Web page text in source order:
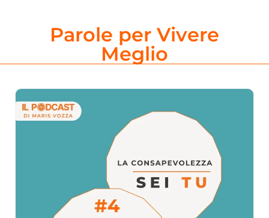
Parole per Vivere
Meglio